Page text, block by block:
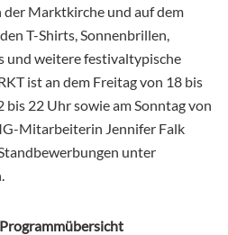
der Marktkirche und auf dem
T-Shirts, Sonnenbrillen,
und weitere festivaltypische
ist an dem Freitag von 18 bis
bis 22 Uhr sowie am Sonntag von
Mitarbeiterin Jennifer Falk
unter